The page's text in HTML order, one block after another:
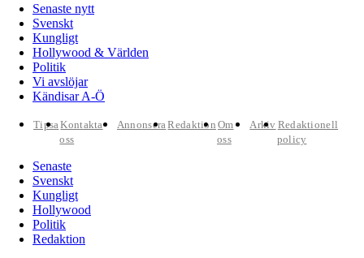
Senaste nytt
Svenskt
Kungligt
Hollywood & Världen
Politik
Vi avslöjar
Kändisar A-Ö
TipsaKontakta
oss
AnnonseraRedaktion Om
oss
Arkiv Redaktionell
policy
Senaste
Svenskt
Kungligt
Hollywood
Politik
Redaktion